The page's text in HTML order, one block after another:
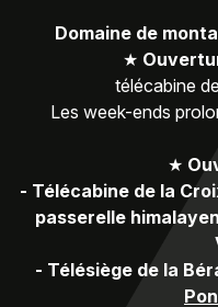
Domaine de
★
télécabine
Les week-ends
★
- Télécabine de la
passerelle
- Télésiège de la